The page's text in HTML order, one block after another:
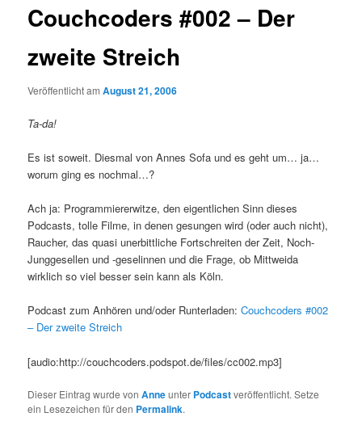
Couchcoders #002 – Der
zweite Streich
Veröffentlicht amAugust 21, 2006
Ta-da!
Es ist soweit. Diesmal von Annes Sofa und es geht um… ja…
worum ging es nochmal…?
Ach ja: Programmiererwitze, den eigentlichen Sinn dieses
Podcasts, tolle Filme, in denen gesungen wird (oder auch nicht),
Raucher, das quasi unerbittliche Fortschreiten der Zeit, Noch-
Junggesellen und -geselinnen und die Frage, ob Mittweida
wirklich so viel besser sein kann als Köln.
Podcast zum Anhören und/oder Runterladen:Couchcoders #002
– Der zweite Streich
[audio:http://couchcoders.podspot.de/files/cc002.mp3]
Dieser Eintrag wurde vonAnneunter Podcastveröffentlicht. Setze
ein Lesezeichen für den Permalink.